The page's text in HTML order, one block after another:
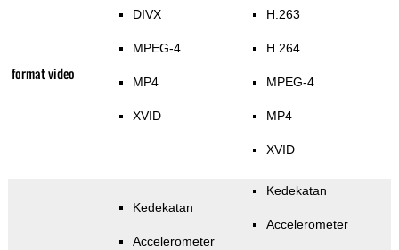
format video
DIVX
MPEG-4
MP4
XVID
H.263
H.264
MPEG-4
MP4
XVID
Kedekatan
Accelerometer
Kedekatan
Accelerometer